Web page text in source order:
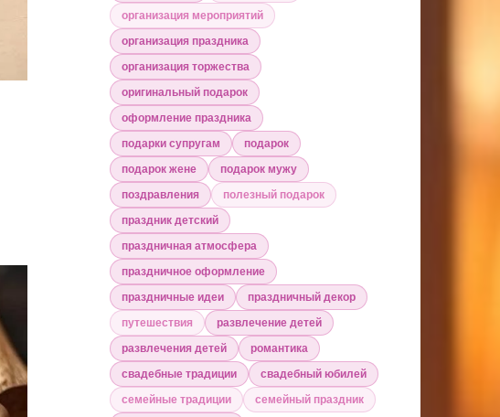
организация мероприятий
организация праздника
организация торжества
оригинальный подарок
оформление праздника
подарки супругам
подарок
подарок жене
подарок мужу
поздравления
полезный подарок
праздник детский
праздничная атмосфера
праздничное оформление
праздничные идеи
праздничный декор
путешествия
развлечение детей
развлечения детей
романтика
свадебные традиции
свадебный юбилей
семейные традиции
семейный праздник